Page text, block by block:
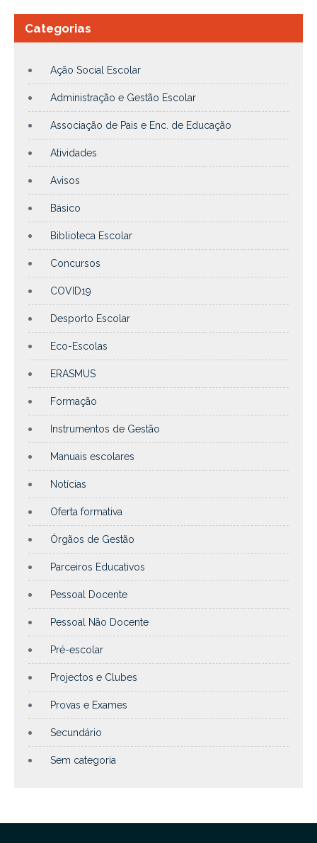
Categorias
Ação Social Escolar
Administração e Gestão Escolar
Associação de Pais e Enc. de Educação
Atividades
Avisos
Básico
Biblioteca Escolar
Concursos
COVID19
Desporto Escolar
Eco-Escolas
ERASMUS
Formação
Instrumentos de Gestão
Manuais escolares
Notícias
Oferta formativa
Órgãos de Gestão
Parceiros Educativos
Pessoal Docente
Pessoal Não Docente
Pré-escolar
Projectos e Clubes
Provas e Exames
Secundário
Sem categoria